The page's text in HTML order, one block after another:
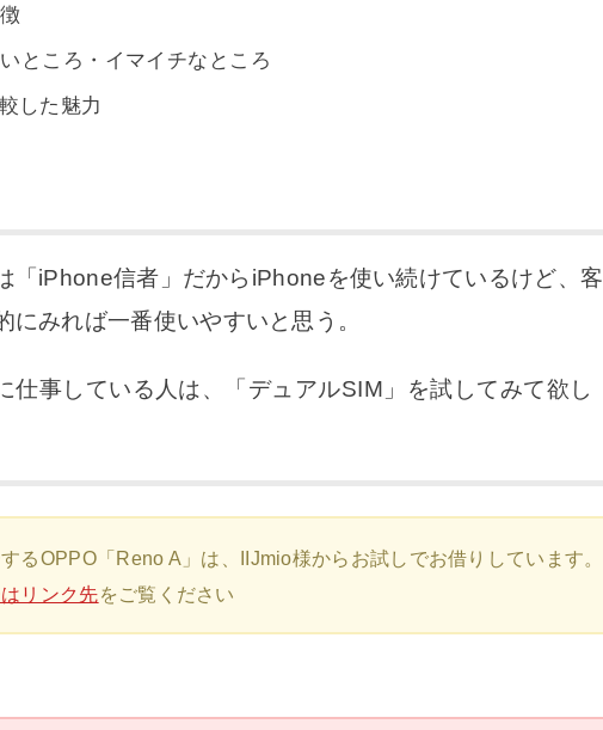
ところ・イマイチなところ
した魅力
「iPhone信者」だからiPhoneを使い続けているけど、客
にみれば一番使いやすいと思う。
仕事している人は、「デュアルSIM」を試してみて欲し
るOPPO「Reno A」は、IIJmio様からお試しでお借りしています。
リンク先をご覧ください